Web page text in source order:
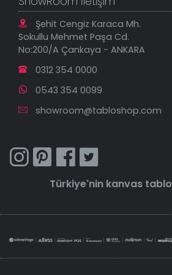
Şehit Cengiz Karaca Mh.
Sokullu Mehmet Paşa Cd.
No:200/A Çankaya - ANKARA
0312 354 0000
0543 354 0099
showroom@tabloshop.com
Türkiye'nin kanvas tablo